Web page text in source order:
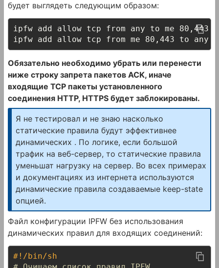
будет выглядеть следующим образом:
ipfw add allow tcp from any to me 80,443
ipfw add allow tcp from me 80,443 to any
Обязательно необходимо убрать или перенести
ниже строку запрета пакетов ACK, иначе
входящие TCP пакеты установленного
соединения HTTP, HTTPS будет заблокированы.
Я не тестировал и не знаю насколько
статические правила будут эффективнее
динамических . По логике, если большой
трафик на веб-сервер, то статические правила
уменьшат нагрузку на сервер. Во всех примерах
и документациях из интернета используются
динамические правила создаваемые keep-state
опцией.
Файл конфигурации IPFW без использования
динамических правил для входящих соединений:
#!/bin/sh